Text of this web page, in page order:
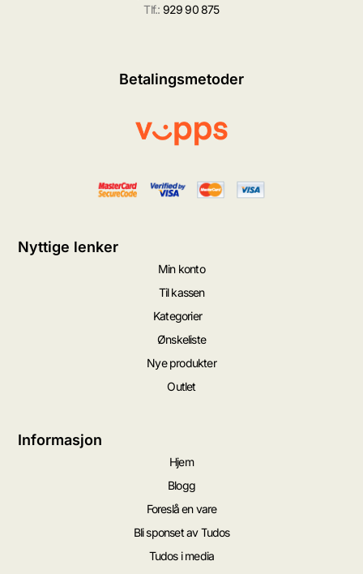
Tlf.: 929 90 875
Betalingsmetoder
Nyttige lenker
Min konto
Til kassen
Kategorier
Ønskeliste
Nye produkter
Outlet
Informasjon
Hjem
Blogg
Foreslå en vare
Bli sponset av Tudos
Tudos i media